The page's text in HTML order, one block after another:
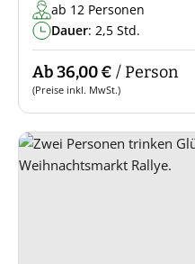
ab 12 Personen
Dauer: 2,5 Std.
Ab 36,00 € / Person
(Preise inkl. MwSt.)